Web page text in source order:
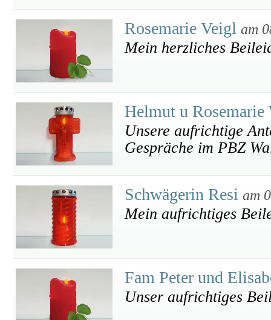
Rosemarie Veigl am
Mein herzliches
Helmut u
Unsere aufrichtige
Gespräche im PBZ
Schwägerin Resi am
Mein aufrichtiges
Fam Peter und
Unser aufrichtiges